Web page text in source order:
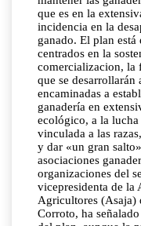
que es en la
incidencia en la
ganado. El plan
centrados en la
comercializacion,
que se desarrollarán
encaminadas a
ganadería en
ecológico, a la
vinculada a las
y dar «un gran
asociaciones
organizaciones del
vicepresidenta de la
Agricultores (Asaja)
Corroto, ha